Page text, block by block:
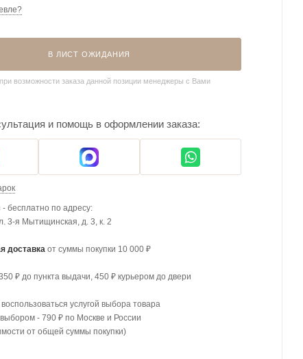
В ЛИСТ ОЖИДАНИЯ
возможности заказа данной позиции менеджеры с Вами
и помощь в оформлении заказа:
бесплатно по адресу:
3-я Мытищинская, д. 3, к. 2
доставкаот суммы покупки 10 000 ₽
₽ до пункта выдачи, 450 ₽ курьером до двери
услугой выбора товара
- 790 ₽ по Москве и России
от общей суммы покупки)